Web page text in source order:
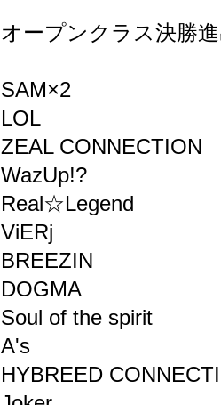
オープンクラス決勝
SAM×2
LOL
ZEAL CONNECTION
WazUp!?
Real☆Legend
ViERj
BREEZIN
DOGMA
Soul of the spirit
A's
HYBREED